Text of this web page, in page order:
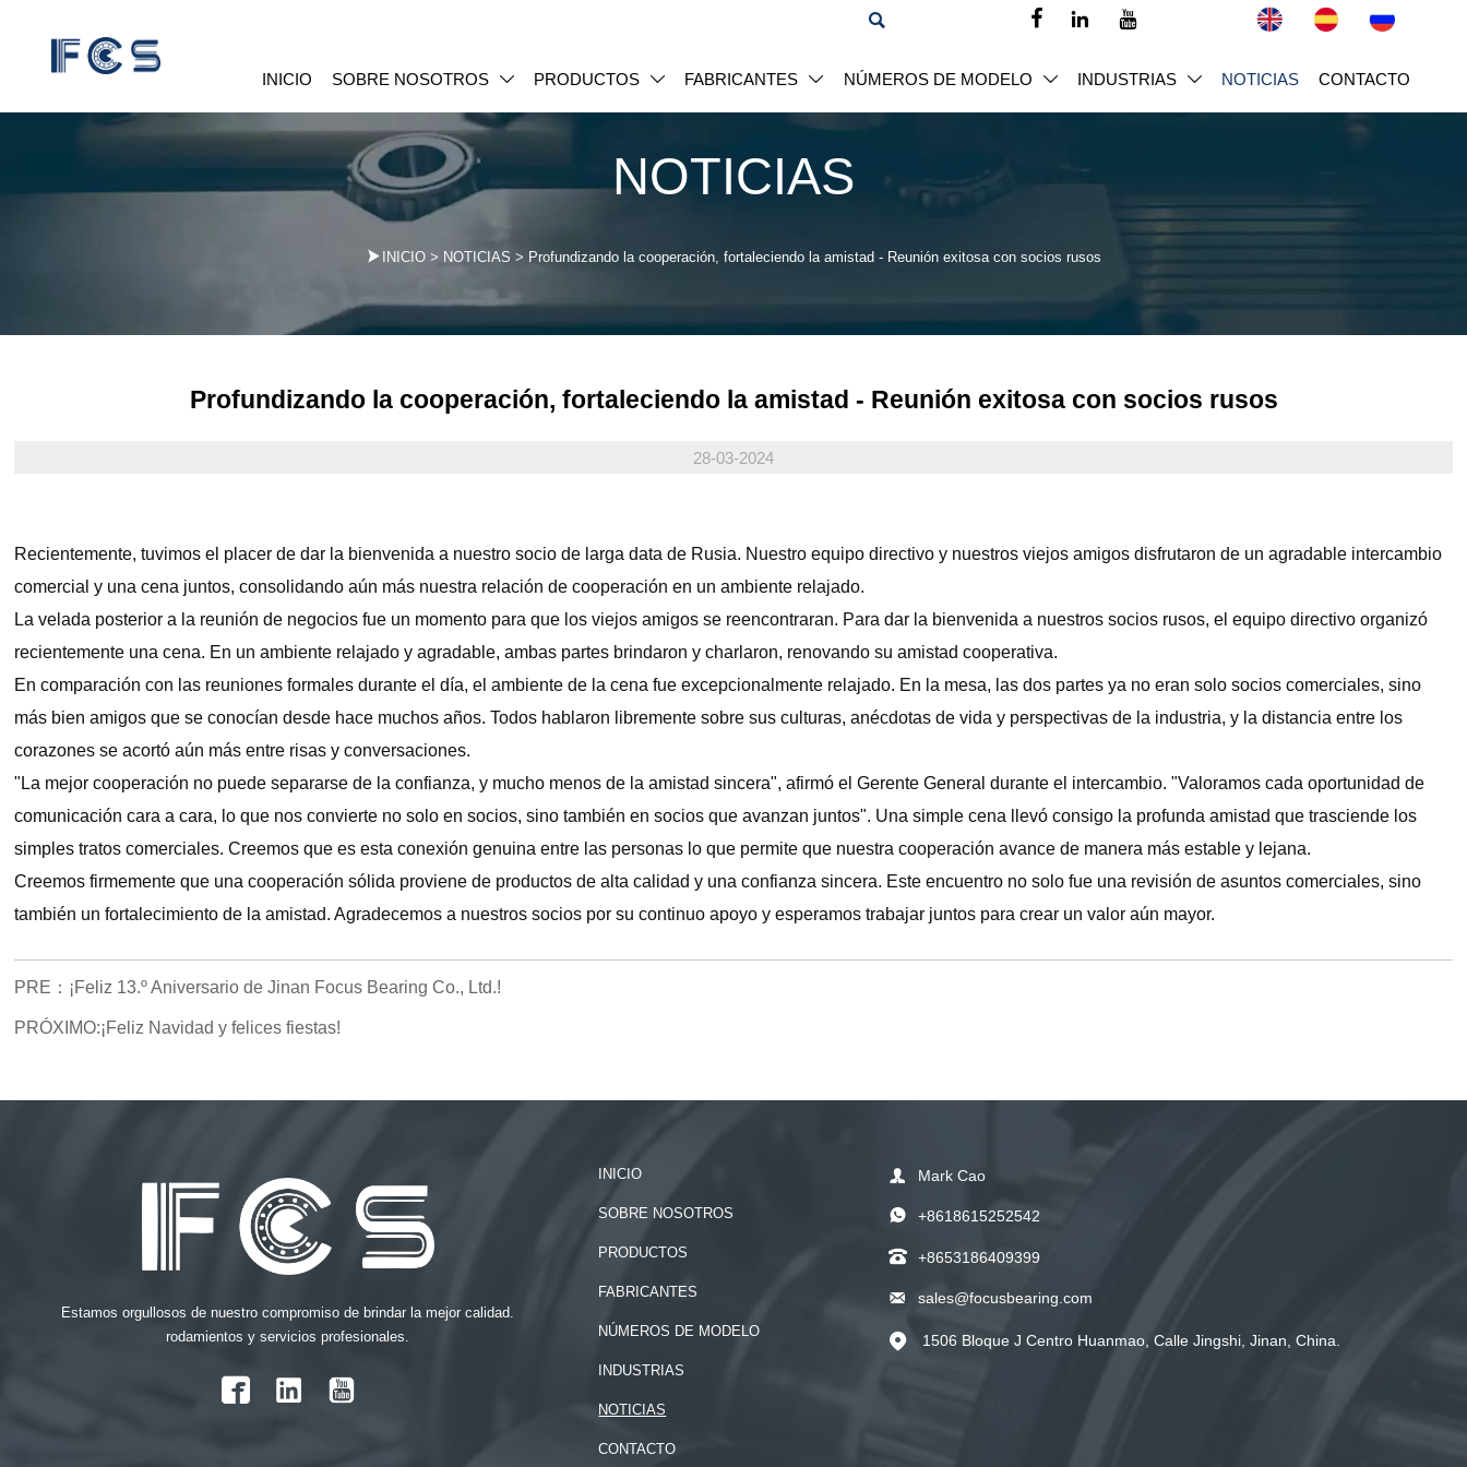
NOTICIAS
 INICIO > NOTICIAS > Profundizando la cooperación, fortaleciendo la amistad - Reunión exitosa con socios rusos
Profundizando la cooperación, fortaleciendo la amistad - Reunión exitosa con socios rusos
28-03-2024
Recientemente, tuvimos el placer de dar la bienvenida a nuestro socio de larga data de Rusia. Nuestro equipo directivo y nuestros viejos amigos disfrutaron de un agradable intercambio
comercial y una cena juntos, consolidando aún más nuestra relación de cooperación en un ambiente relajado.
La velada posterior a la reunión de negocios fue un momento para que los viejos amigos se reencontraran. Para dar la bienvenida a nuestros socios rusos, el equipo directivo organizó
recientemente una cena. En un ambiente relajado y agradable, ambas partes brindaron y charlaron, renovando su amistad cooperativa.
En comparación con las reuniones formales durante el día, el ambiente de la cena fue excepcionalmente relajado. En la mesa, las dos partes ya no eran solo socios comerciales, sino
más bien amigos que se conocían desde hace muchos años. Todos hablaron libremente sobre sus culturas, anécdotas de vida y perspectivas de la industria, y la distancia entre los
corazones se acortó aún más entre risas y conversaciones.
"La mejor cooperación no puede separarse de la confianza, y mucho menos de la amistad sincera", afirmó el Gerente General durante el intercambio. "Valoramos cada oportunidad de
comunicación cara a cara, lo que nos convierte no solo en socios, sino también en socios que avanzan juntos". Una simple cena llevó consigo la profunda amistad que trasciende los
simples tratos comerciales. Creemos que es esta conexión genuina entre las personas lo que permite que nuestra cooperación avance de manera más estable y lejana.
Creemos firmemente que una cooperación sólida proviene de productos de alta calidad y una confianza sincera. Este encuentro no solo fue una revisión de asuntos comerciales, sino
también un fortalecimiento de la amistad. Agradecemos a nuestros socios por su continuo apoyo y esperamos trabajar juntos para crear un valor aún mayor.
PRE： ¡Feliz 13.º Aniversario de Jinan Focus Bearing Co., Ltd.!
PRÓXIMO:¡Feliz Navidad y felices fiestas!
Estamos orgullosos de nuestro compromiso de brindar la mejor calidad.
rodamientos y servicios profesionales.

INICIO
SOBRE NOSOTROS
PRODUCTOS
FABRICANTES
NÚMEROS DE MODELO
INDUSTRIAS
NOTICIAS
CONTACTO
 Mark Cao
 +8618615252542
 +8653186409399
 sales@focusbearing.com
 1506 Bloque J Centro Huanmao, Calle Jingshi, Jinan, China.
   
INICIO SOBRE NOSOTROS  PRODUCTOS  FABRICANTES  NÚMEROS DE MODELO  INDUSTRIAS  NOTICIAS CONTACTO